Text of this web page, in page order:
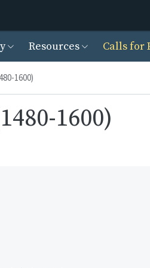
Resources Calls for
1600)
1600)